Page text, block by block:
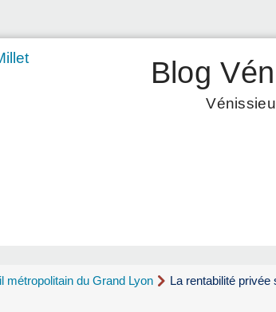
Blog
métropolitain du Grand Lyon La rentabilité